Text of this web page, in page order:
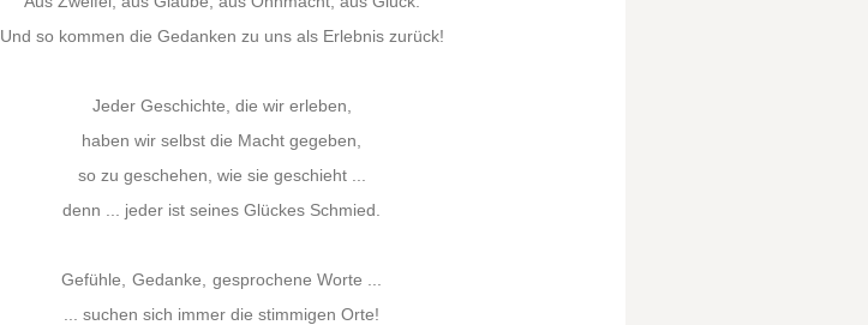
Und so kommen die Gedanken zu uns als Erlebnis zurück!
Jeder Geschichte, die wir erleben,
haben wir selbst die Macht gegeben,
so zu geschehen, wie sie geschieht ...
denn ... jeder ist seines Glückes Schmied.
Gefühle, Gedanke,
gesprochene Worte ...
... suchen sich immer die stimmigen Orte!